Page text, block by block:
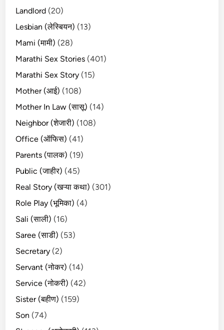
Landlord (20)
Lesbian (लेस्बियन) (13)
Mami (मामी) (28)
Marathi Sex Stories (401)
Marathi Sex Story (15)
Mother (आई) (108)
Mother In Law (सासू) (14)
Neighbor (शेजारी) (108)
Office (ऑफिस) (41)
Parents (पालक) (19)
Public (जाहीर) (45)
Real Story (खऱ्या कथा) (301)
Role Play (भूमिका) (4)
Sali (साली) (16)
Saree (साडी) (53)
Secretary (2)
Servant (नोकर) (14)
Service (नोकरी) (42)
Sister (बहीण) (159)
Son (74)